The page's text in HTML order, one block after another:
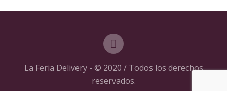
La Feria Delivery - © 2020 / Todos los derechos
reservados.